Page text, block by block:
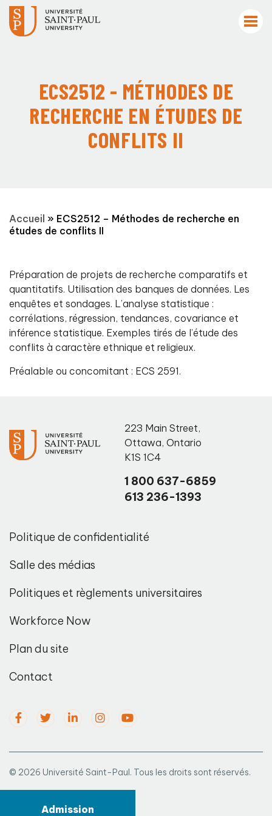
ECS2512 - MÉTHODES DE
RECHERCHE EN ÉTUDES DE
CONFLITS II
Accueil » ECS2512 – Méthodes de recherche en
études de conflits II
Préparation de projets de recherche comparatifs et
quantitatifs. Utilisation des banques de données. Les
enquêtes et sondages. L’analyse statistique :
corrélations, régression, tendances, covariance et
inférence statistique. Exemples tirés de l’étude des
conflits à caractère ethnique et religieux.
Préalable ou concomitant : ECS 2591.
Admission
223 Main Street,
Ottawa, Ontario
K1S 1C4
1 800 637-6859
613 236-1393
Politique de confidentialité
Salle des médias
Politiques et règlements universitaires
Workforce Now
Plan du site
Contact
© 2026 Université Saint-Paul. Tous les droits sont réservés.